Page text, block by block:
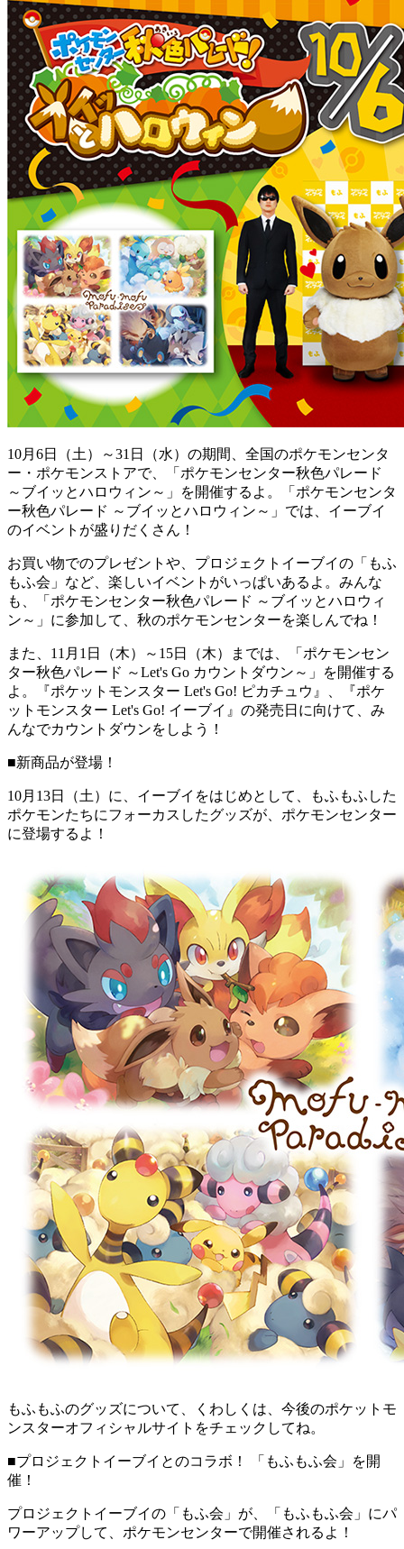
10月6日（土）～31日（水）の期間、全国のポケモンセンタ
ー・ポケモンストアで、「ポケモンセンター秋色パレード
～ブイッとハロウィン～」を開催するよ。「ポケモンセンタ
ー秋色パレード ～ブイッとハロウィン～」では、イーブイ
のイベントが盛りだくさん！
お買い物でのプレゼントや、プロジェクトイーブイの「もふ
もふ会」など、楽しいイベントがいっぱいあるよ。みんな
も、「ポケモンセンター秋色パレード ～ブイッとハロウィ
ン～」に参加して、秋のポケモンセンターを楽しんでね！
また、11月1日（木）～15日（木）までは、「ポケモンセン
ター秋色パレード ～Let's Go カウントダウン～」を開催する
よ。『ポケットモンスター Let's Go! ピカチュウ』、『ポケ
ットモンスター Let's Go! イーブイ』の発売日に向けて、み
んなでカウントダウンをしよう！
■新商品が登場！
10月13日（土）に、イーブイをはじめとして、もふもふした
ポケモンたちにフォーカスしたグッズが、ポケモンセンター
に登場するよ！
もふもふのグッズについて、くわしくは、今後のポケットモ
ンスターオフィシャルサイトをチェックしてね。
■プロジェクトイーブイとのコラボ！ 「もふもふ会」を開
催！
プロジェクトイーブイの「もふ会」が、「もふもふ会」にパ
ワーアップして、ポケモンセンターで開催されるよ！